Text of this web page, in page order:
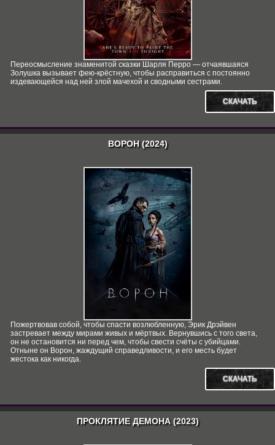
Переосмысление знаменитой сказки Шарля Перро — отчаявшаяся
Золушка вызывает фею-крёстную, чтобы расправиться с постоянно
издевающейся над ней злой мачехой и сводными сестрами.
СКАЧАТЬ
ВОРОН (2024)
Пожертвовав собой, чтобы спасти возлюбленную, Эрик Дрэйвен
застревает между мирами живых и мёртвых. Вернувшись с того света,
он не остановится ни перед чем, чтобы свести счёты с убийцами.
Отныне он Ворон, жаждущий справедливости, и его месть будет
жестока как никогда.
СКАЧАТЬ
ПРОКЛЯТИЕ ДЕМОНА (2023)